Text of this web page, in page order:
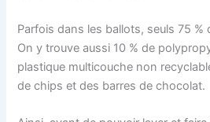
Parfois dans les ballots, seuls 75 %
On y trouve aussi 10 % de
plastique multicouche non
de chips et des barres de chocolat.